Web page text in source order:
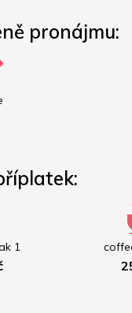
pronájmu:
1